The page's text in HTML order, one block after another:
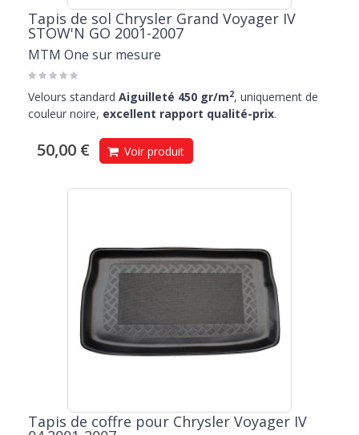
Tapis de sol Chrysler Grand Voyager IV
STOW'N GO 2001-2007
MTM One sur mesure
Velours standard Aiguilleté 450 gr/m2, uniquement de
couleur noire, excellent rapport qualité-prix.
50,00 € Voir produit
Tapis de coffre pour Chrysler Voyager IV